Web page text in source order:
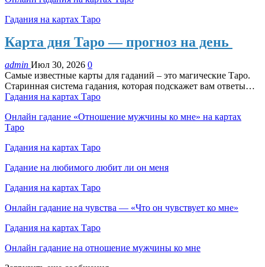
Гадания на картах Таро
Карта дня Таро — прогноз на день
admin Июл 30, 2026 0
Самые известные карты для гаданий – это магические Таро.
Старинная система гадания, которая подскажет вам ответы…
Гадания на картах Таро
Онлайн гадание «Отношение мужчины ко мне» на картах
Таро
Гадания на картах Таро
Гадание на любимого любит ли он меня
Гадания на картах Таро
Онлайн гадание на чувства — «Что он чувствует ко мне»
Гадания на картах Таро
Онлайн гадание на отношение мужчины ко мне